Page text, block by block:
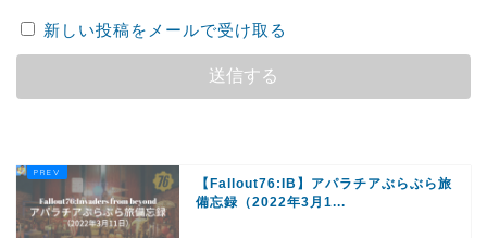
新しい投稿をメールで受け取る
【Fallout76:IB】アパラチアぶらぶら旅
備忘録（2022年3月1...